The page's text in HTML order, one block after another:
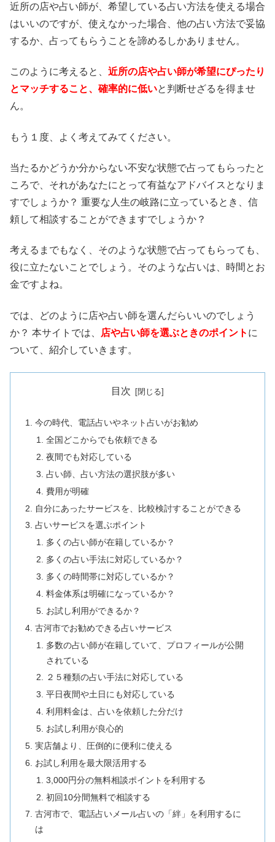
近所の店や占い師が、希望している占い方法を使える場合
はいいのですが、使えなかった場合、他の占い方法で妥協
するか、占ってもらうことを諦めるしかありません。
このように考えると、 近所の店や占い師が希望にぴったり
とマッチすること、確率的に低いと判断せざるを得ませ
ん。
もう１度、よく考えてみてください。
当たるかどうか分からない不安な状態で占ってもらったと
ころで、それがあなたにとって有益なアドバイスとなりま
すでしょうか？ 重要な人生の岐路に立っているとき、信
頼して相談することができますでしょうか？
考えるまでもなく、そのような状態で占ってもらっても、
役に立たないことでしょう。そのような占いは、時間とお
金ですよね。
では、どのように店や占い師を選んだらいいのでしょう
か？ 本サイトでは、
店や占い師を選ぶときのポイント に
ついて、紹介していきます。
目次
今の時代、電話占いやネット占いがお勧め
全国どこからでも依頼できる
夜間でも対応している
占い師、占い方法の選択肢が多い
費用が明確
自分にあったサービスを、比較検討することができる
占いサービスを選ぶポイント
多くの占い師が在籍しているか？
多くの占い手法に対応しているか？
多くの時間帯に対応しているか？
料金体系は明確になっているか？
お試し利用ができるか？
古河市でお勧めできる占いサービス
多数の占い師が在籍していて、プロフィールが公開
されている
２５種類の占い手法に対応している
平日夜間や土日にも対応している
利用料金は、占いを依頼した分だけ
お試し利用が良心的
実店舗より、圧倒的に便利に使える
お試し利用を最大限活用する
3,000円分の無料相談ポイントを利用する
初回10分間無料で相談する
古河市で、電話占いメール占いの「絆」を利用するに
は